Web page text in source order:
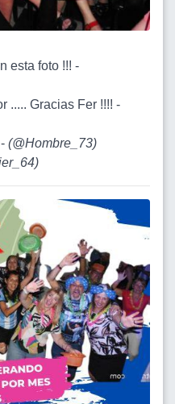
esta foto !!! -
..... Gracias Fer !!!! -
(@Hombre_73)
)